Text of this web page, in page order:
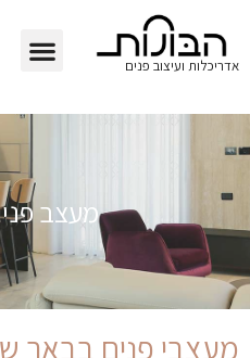
אדריכלות ועיצוב פנים
מעצב
מעצבי פנים בבאר